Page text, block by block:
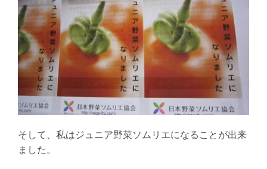
そして、私はジュニア野菜ソムリエになることが出来
ました。